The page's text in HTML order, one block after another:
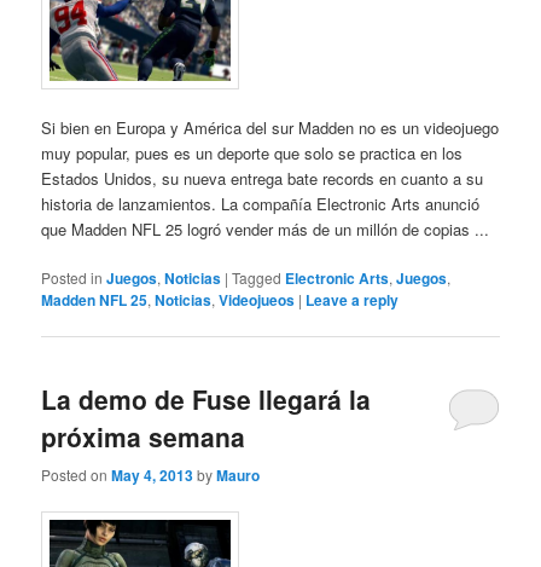
Si bien en Europa y América del sur Madden no es un videojuego
muy popular, pues es un deporte que solo se practica en los
Estados Unidos, su nueva entrega bate records en cuanto a su
historia de lanzamientos. La compañía Electronic Arts anunció
que Madden NFL 25 logró vender más de un millón de copias ...
Posted in Juegos,Noticias |Tagged Electronic Arts,Juegos,
Madden NFL 25,Noticias,Videojueos | Leave a reply
La demo de Fuse llegará la
próxima semana
Posted onMay 4, 2013byMauro